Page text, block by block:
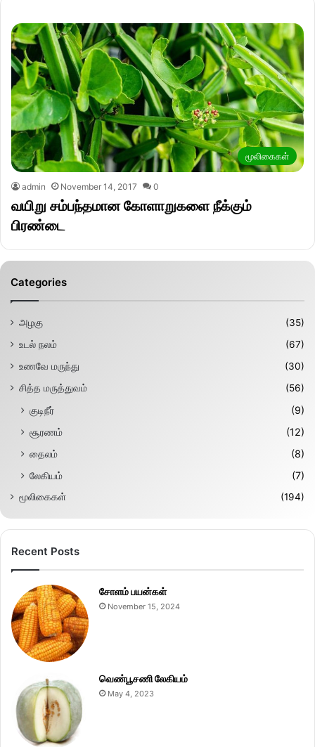
மூலிகைகள்
admin November 14, 2017 0
வயிறு சம்பந்தமான கோளாறுகளை நீக்கும்
பிரண்டை
Categories
அழகு
(35)
உடல் நலம்
(67)
உணவே மருந்து
(30)
சித்த மருத்துவம்
(56)
குடிநீர்
(9)
சூரணம்
(12)
தைலம்
(8)
லேகியம்
(7)
மூலிகைகள் (194)
Recent Posts
சோளம் பயன்கள்
November 15, 2024
வெண்பூசணி லேகியம்
May 4, 2023